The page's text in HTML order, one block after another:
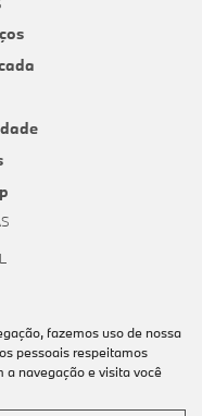
fazemos uso de nossa
pessoais respeitamos
a navegação e visita você